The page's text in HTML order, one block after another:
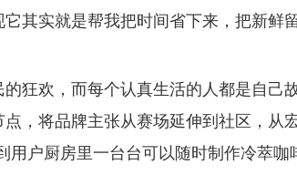
其实就是帮我把时间省下来，把新鲜
的狂欢，而每个认真生活的人都是自己
，将品牌主张从赛场延伸到社区，从
用户厨房里一台台可以随时制作冷萃